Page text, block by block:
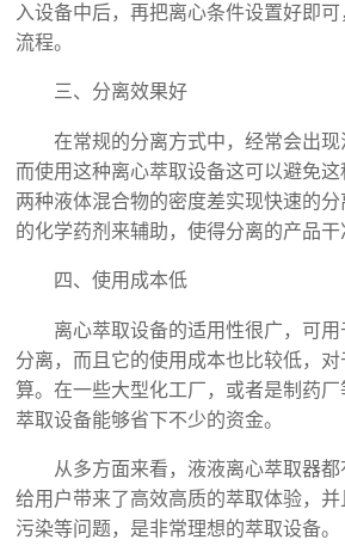
入设备中后，再把离心条件设置好即
流程。
三、分离效果好
在常规的分离方式中，经常会出现
而使用这种离心萃取设备这可以避免
两种液体混合物的密度差实现快速的
的化学药剂来辅助，使得分离的产品干
四、使用成本低
离心萃取设备的适用性很广，可
分离，而且它的使用成本也比较低，对
算。在一些大型化工厂，或者是制药
萃取设备能够省下不少的资金。
从多方面来看，液液离心萃取器
给用户带来了高效高质的萃取体验，
污染等问题，是非常理想的萃取设备。